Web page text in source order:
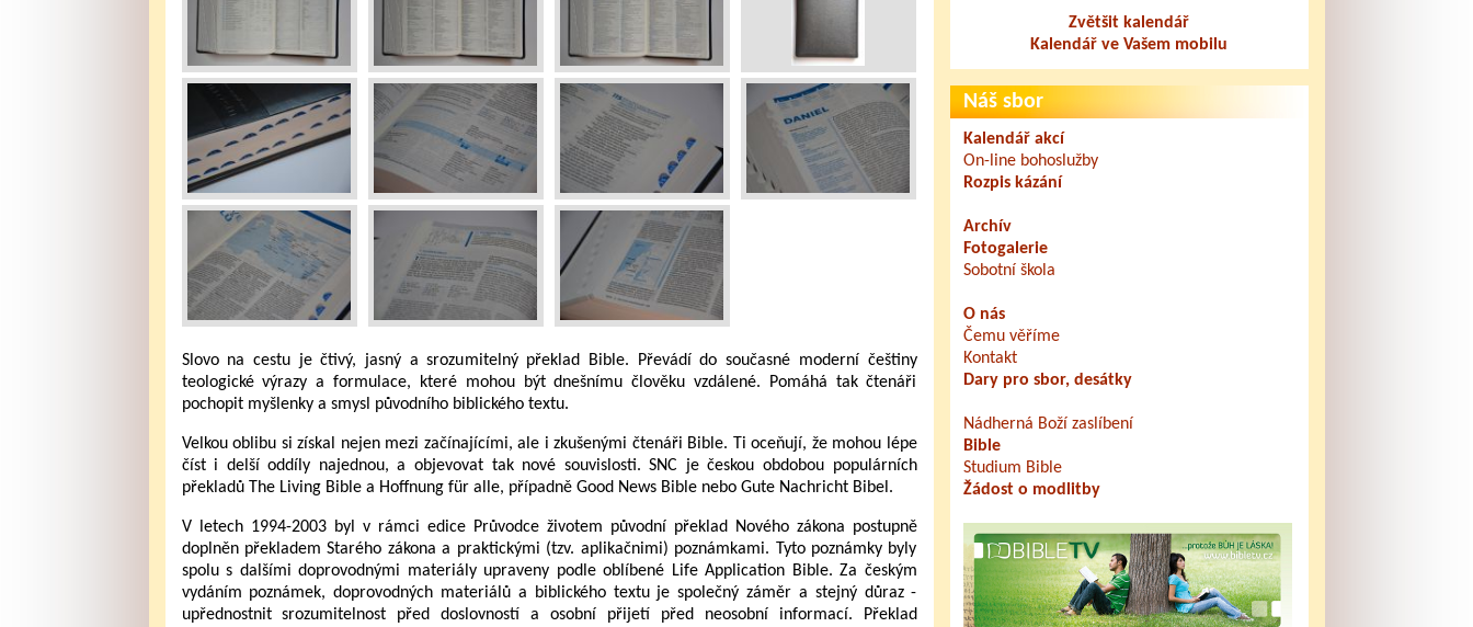
Slovo na cestu je čtivý, jasný a srozumitelný překlad Bible. Převádí do současné moderní češtiny
teologické výrazy a formulace, které mohou být dnešnímu člověku vzdálené. Pomáhá tak čtenáři
pochopit myšlenky a smysl původního biblického textu.
Velkou oblibu si získal nejen mezi začínajícími, ale i zkušenými čtenáři Bible. Ti oceňují, že mohou lépe
číst i delší oddíly najednou, a objevovat tak nové souvislosti. SNC je českou obdobou populárních
překladů The Living Bible a Hoffnung für alle, případně Good News Bible nebo Gute Nachricht Bibel.
V letech 1994-2003 byl v rámci edice Průvodce životem původní překlad Nového zákona postupně
doplněn překladem Starého zákona a praktickými (tzv. aplikačnimi) poznámkami. Tyto poznámky byly
spolu s dalšími doprovodnými materiály upraveny podle oblíbené Life Application Bible. Za českým
vydáním poznámek, doprovodných materiálů a biblického textu je společný záměr a stejný důraz -
upřednostnit srozumitelnost před doslovností a osobní přijetí před neosobní informací. Překlad
Zvětšit kalendář
Kalendář ve Vašem mobilu
Náš sbor
Kalendář akcí
On-line bohoslužby
Rozpis kázání
Archív
Fotogalerie
Sobotní škola
O nás
Čemu věříme
Kontakt
Dary pro sbor, desátky
Nádherná Boží zaslíbení
Bible
Studium Bible
Žádost o modlitby